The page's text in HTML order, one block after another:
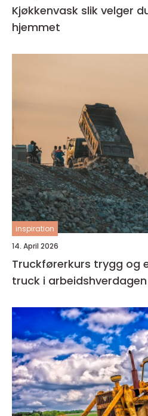
Kjøkkenvask slik velger du riktig modell til
hjemmet
inspiration
14. April 2026
Truckførerkurs trygg og effektiv bruk av
truck i arbeidshverdagen